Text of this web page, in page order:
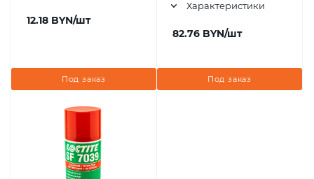
12.18 BYN/шт
Под заказ
Характеристики
82.76 BYN/шт
Под заказ